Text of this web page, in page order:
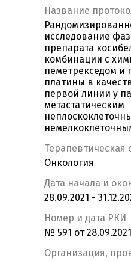
Название
исследование
препарата
комбинации с
пеметрекседом и
платины в
первой линии у
метастатическим
Терапевтическая
Онкология
Дата начала и
28.09.2021 -
Номер и дата РКИ
№ 591 от 28.09.2021
Организация,